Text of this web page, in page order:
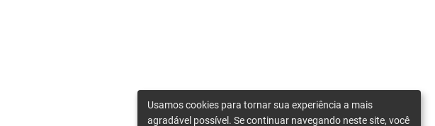
Usamos cookies para tornar sua experiência a mais
agradável possível. Se continuar navegando neste site, você